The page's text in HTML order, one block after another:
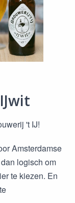
't IJ!
Amsterdamse
logisch om
te kiezen. En